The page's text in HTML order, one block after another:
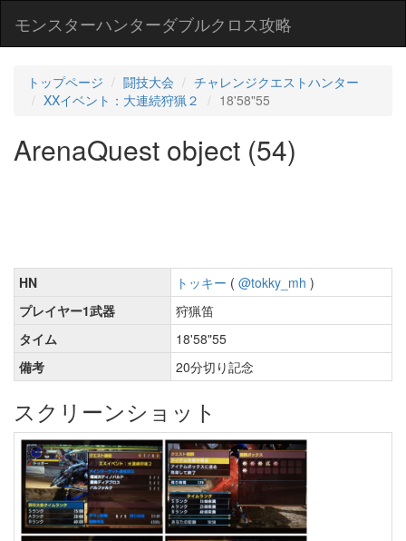
モンスターハンターダブルクロス攻略
トップページ 闘技大会
チャレンジクエストハンター
XXイベント：大連続狩猟２
18'58"55
ArenaQuest object (54)
HN トッキー ( @tokky_mh )
プレイヤー1武器
狩猟笛
タイム
18'58"55
備考
20分切り記念
スクリーンショット